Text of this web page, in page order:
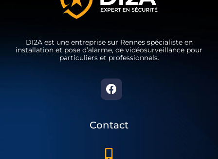
DI2A est une entreprise sur Rennes spécialiste en
installation et pose d’alarme, de vidéosurveillance pour
particuliers et professionnels.
Contact